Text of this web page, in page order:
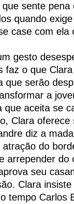
que sente
quando
case com ela
gesto
faz o que
que serão
a
que aceita se
Clara
diz a
atração do
arrepender do
seu
Clara
tempo Carlos